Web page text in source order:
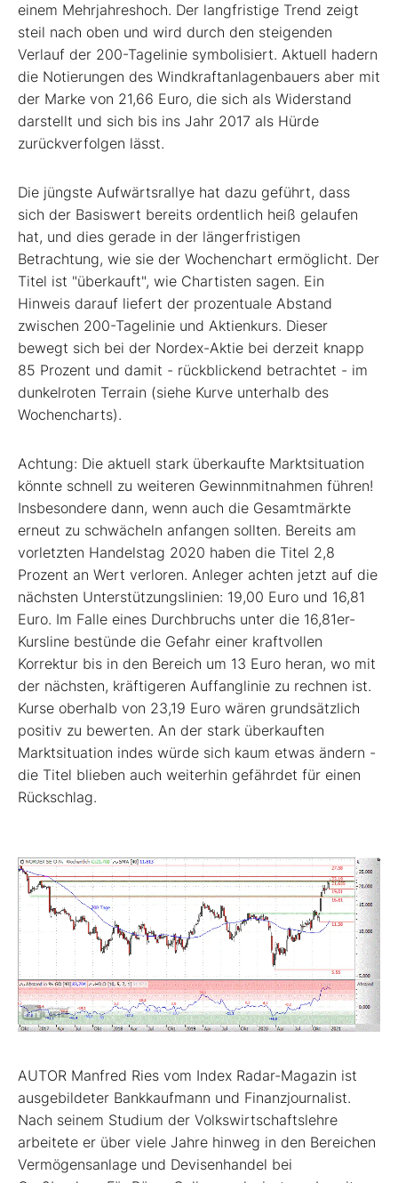
einem Mehrjahreshoch. Der langfristige Trend zeigt
steil nach oben und wird durch den steigenden
Verlauf der 200-Tagelinie symbolisiert. Aktuell hadern
die Notierungen des Windkraftanlagenbauers aber mit
der Marke von 21,66 Euro, die sich als Widerstand
darstellt und sich bis ins Jahr 2017 als Hürde
zurückverfolgen lässt.
Die jüngste Aufwärtsrallye hat dazu geführt, dass
sich der Basiswert bereits ordentlich heiß gelaufen
hat, und dies gerade in der längerfristigen
Betrachtung, wie sie der Wochenchart ermöglicht. Der
Titel ist "überkauft", wie Chartisten sagen. Ein
Hinweis darauf liefert der prozentuale Abstand
zwischen 200-Tagelinie und Aktienkurs. Dieser
bewegt sich bei der Nordex-Aktie bei derzeit knapp
85 Prozent und damit - rückblickend betrachtet - im
dunkelroten Terrain (siehe Kurve unterhalb des
Wochencharts).
Achtung: Die aktuell stark überkaufte Marktsituation
könnte schnell zu weiteren Gewinnmitnahmen führen!
Insbesondere dann, wenn auch die Gesamtmärkte
erneut zu schwächeln anfangen sollten. Bereits am
vorletzten Handelstag 2020 haben die Titel 2,8
Prozent an Wert verloren. Anleger achten jetzt auf die
nächsten Unterstützungslinien: 19,00 Euro und 16,81
Euro. Im Falle eines Durchbruchs unter die 16,81er-
Kursline bestünde die Gefahr einer kraftvollen
Korrektur bis in den Bereich um 13 Euro heran, wo mit
der nächsten, kräftigeren Auffanglinie zu rechnen ist.
Kurse oberhalb von 23,19 Euro wären grundsätzlich
positiv zu bewerten. An der stark überkauften
Marktsituation indes würde sich kaum etwas ändern -
die Titel blieben auch weiterhin gefährdet für einen
Rückschlag.
AUTOR Manfred Ries vom Index Radar-Magazin ist
ausgebildeter Bankkaufmann und Finanzjournalist.
Nach seinem Studium der Volkswirtschaftslehre
arbeitete er über viele Jahre hinweg in den Bereichen
Vermögensanlage und Devisenhandel bei